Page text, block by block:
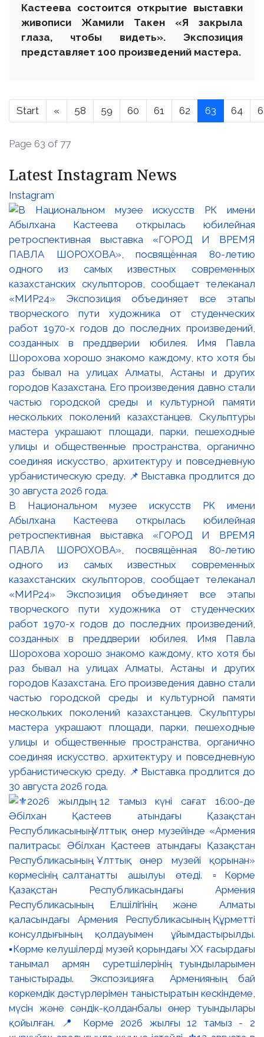
Кастеева состоится открытие выставки
живописи Жамили Такен «Я закрыла
глаза, чтобы видеть». Экспозиция
представляет 100 произведений мастера.
Start « 58 59 60 61 62 63 64
Page 63 of 77
Latest Instagram News
Instagram
В Национальном музее искусств РК имени
Абылхана Кастеева открылась юбилейная
ретроспективная выставка «ГОРОД И ВРЕМЯ
ПАВЛА ШОРОХОВА», посвящённая 80-летию
одного из самых известных современных
казахстанских скульпторов, сообщает телеканал
«МИР24» Экспозиция объединяет все этапы
творческого пути художника от студенческих
работ 1970-х годов до последних произведений,
созданных в преддверии юбилея. Имя Павла
Шорохова хорошо знакомо каждому, кто хотя бы
раз бывал на улицах Алматы, Астаны и других
городов Казахстана. Его произведения давно стали
частью городской среды и культурной памяти
нескольких поколений казахстанцев. Скульптуры
мастера украшают площади, парки, пешеходные
улицы и общественные пространства, органично
соединяя искусство, архитектуру и повседневную
урбанистическую среду. 📌Выставка продлится до
30 августа 2026 года.